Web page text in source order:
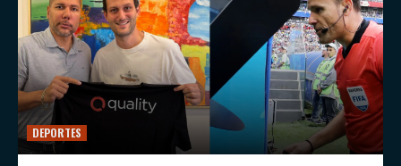
DEPORTES